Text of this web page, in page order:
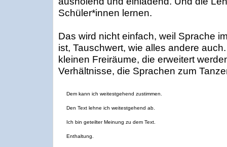
Schüler*innen lernen.
Das wird nicht einfach, weil Sprache
ist, Tauschwert, wie alles andere
kleinen Freiräume, die erweitert
Verhältnisse, die Sprachen zum
Dem kann ich weitestgehend zustimmen.
Den Text lehne ich weitestgehend ab.
Ich bin geteilter Meinung zu dem Text.
Enthaltung.